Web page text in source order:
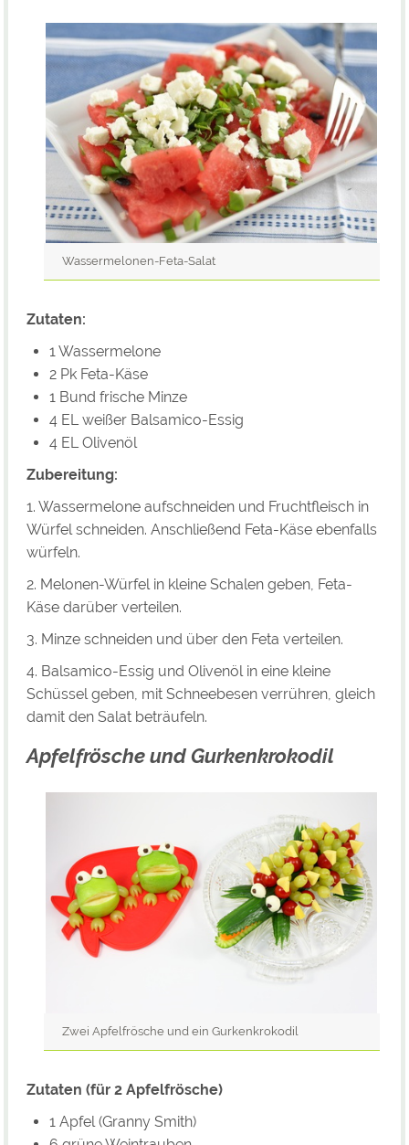
Wassermelonen-Feta-Salat
Zutaten:
1 Wassermelone
2 Pk Feta-Käse
1 Bund frische Minze
4 EL weißer Balsamico-Essig
4 EL Olivenöl
Zubereitung:
1. Wassermelone aufschneiden und Fruchtfleisch in
Würfel schneiden. Anschließend Feta-Käse ebenfalls
würfeln.
2. Melonen-Würfel in kleine Schalen geben, Feta-
Käse darüber verteilen.
3. Minze schneiden und über den Feta verteilen.
4. Balsamico-Essig und Olivenöl in eine kleine
Schüssel geben, mit Schneebesen verrühren, gleich
damit den Salat beträufeln.
Apfelfrösche und Gurkenkrokodil
Zwei Apfelfrösche und ein Gurkenkrokodil
Zutaten (für 2 Apfelfrösche)
1 Apfel (Granny Smith)